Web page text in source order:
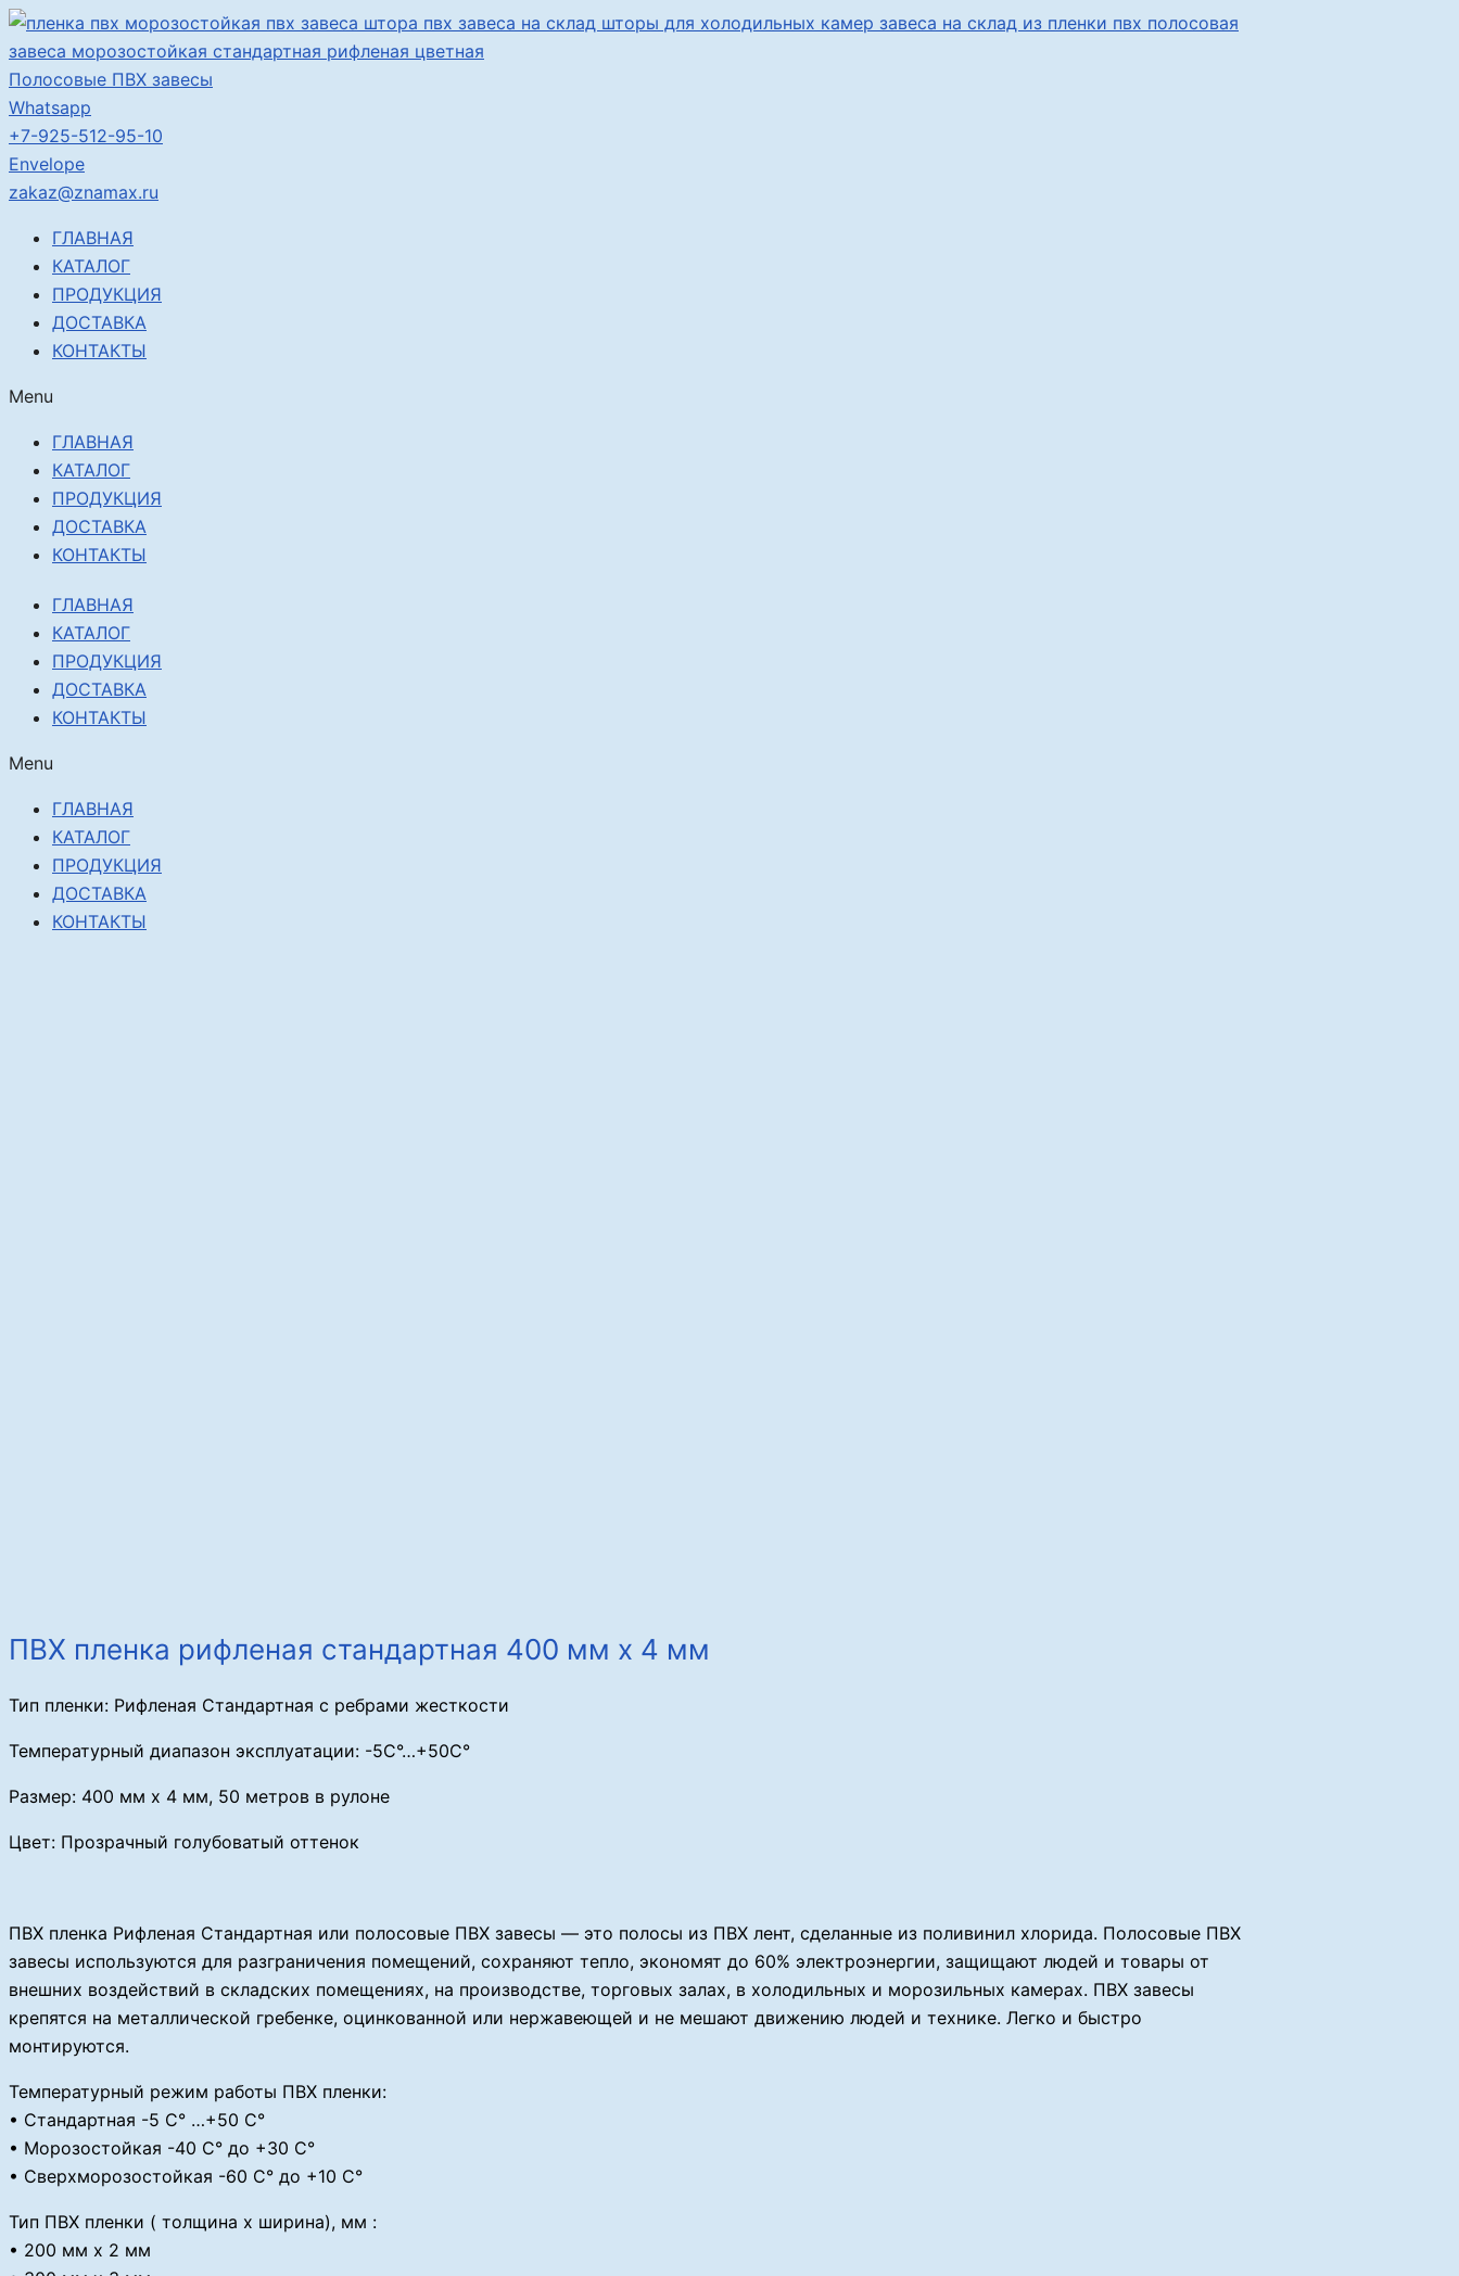
Перейти
содержимому
Полосовые ПВХ завесы
Whatsapp
+7-925-512-95-10
Envelope
zakaz@znamax.ru
ГЛАВНАЯ
КАТАЛОГ
ПРОДУКЦИЯ
ДОСТАВКА
КОНТАКТЫ
Menu
ГЛАВНАЯ
КАТАЛОГ
ПРОДУКЦИЯ
ДОСТАВКА
КОНТАКТЫ
ГЛАВНАЯ
КАТАЛОГ
ПРОДУКЦИЯ
ДОСТАВКА
КОНТАКТЫ
Menu
ГЛАВНАЯ
КАТАЛОГ
ПРОДУКЦИЯ
ДОСТАВКА
КОНТАКТЫ
ПВХ пленка рифленая стандартная 400 мм х 4 мм
Тип пленки: Рифленая Стандартная с ребрами жесткости
Температурный диапазон эксплуатации: -5С°…+50С°
Размер: 400 мм х 4 мм, 50 метров в рулоне
Цвет: Прозрачный голубоватый оттенок
ПВХ пленка Рифленая Стандартная или полосовые ПВХ завесы — это полосы из ПВХ лент, сделанные из поливинил хлорида. Полосовые ПВХ
завесы используются для разграничения помещений, сохраняют тепло, экономят до 60% электроэнергии, защищают людей и товары от
внешних воздействий в складских помещениях, на производстве, торговых залах, в холодильных и морозильных камерах. ПВХ завесы
крепятся на металлической гребенке, оцинкованной или нержавеющей и не мешают движению людей и технике. Легко и быстро
монтируются.
Температурный режим работы ПВХ пленки:
• Стандартная -5 С° …+50 С°
• Морозостойкая -40 С° до +30 С°
• Сверхморозостойкая -60 С° до +10 С°
Тип ПВХ пленки ( толщина х ширина), мм :
• 200 мм х 2 мм